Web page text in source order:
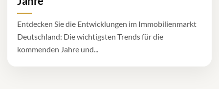
Entdecken Sie die Entwicklungen im Immobilienmarkt
Deutschland: Die wichtigsten Trends für die
kommenden Jahre und...